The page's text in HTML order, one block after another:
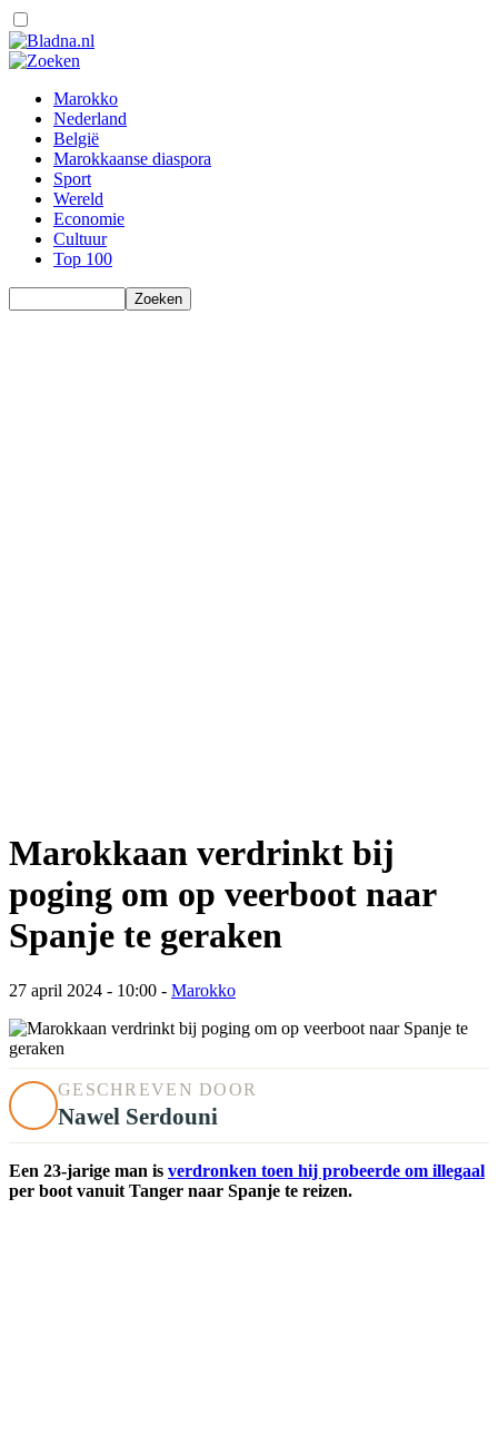
Marokko
Nederland
België
Marokkaanse diaspora
Sport
Wereld
Economie
Cultuur
Top 100
Marokkaan verdrinkt bij
poging om op veerboot naar
Spanje te geraken
27 april 2024 - 10:00 - Marokko
GESCHREVEN DOOR
Nawel Serdouni
Een 23-jarige man is verdronken toen hij probeerde om illegaal
per boot vanuit Tanger naar Spanje te reizen.